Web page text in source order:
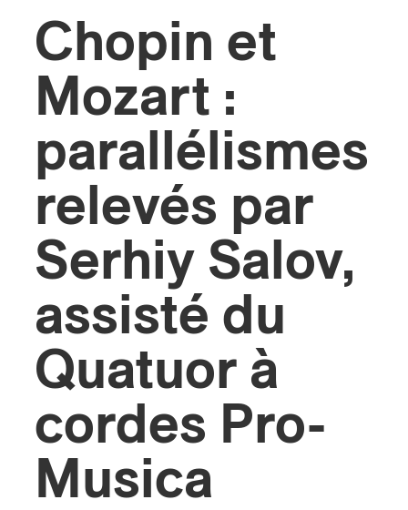
Chopin et
Mozart :
parallélismes
relevés par
Serhiy Salov,
assisté du
Quatuor à
cordes Pro-
Musica